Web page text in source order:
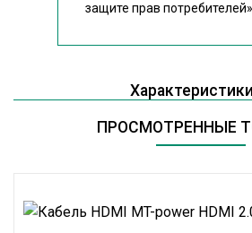
защите прав потребителей»
Характеристики
ПРОСМОТРЕННЫЕ